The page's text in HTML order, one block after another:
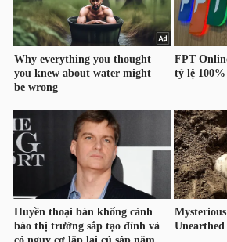
THẾ
GIỚI
DƯƠNG
TÀI
CHÍNH